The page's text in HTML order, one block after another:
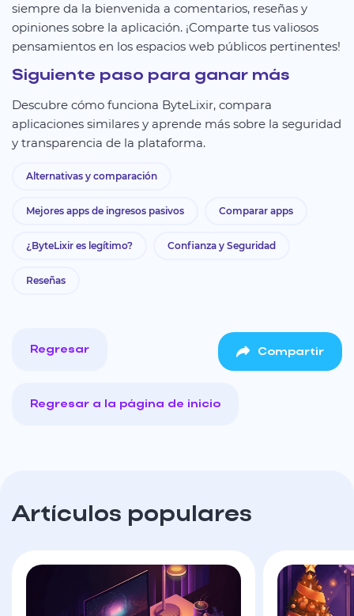
siempre da la bienvenida a comentarios, reseñas y
opiniones sobre la aplicación. ¡Comparte tus valiosos
pensamientos en los espacios web públicos pertinentes!
Siguiente paso para ganar más
Descubre cómo funciona ByteLixir, compara
aplicaciones similares y aprende más sobre la seguridad
y transparencia de la plataforma.
Alternativas y comparación
Mejores apps de ingresos pasivos Comparar apps
¿ByteLixir es legítimo? Confianza y Seguridad
Reseñas
Regresar Compartir
Regresar a la página de inicio
Artículos populares